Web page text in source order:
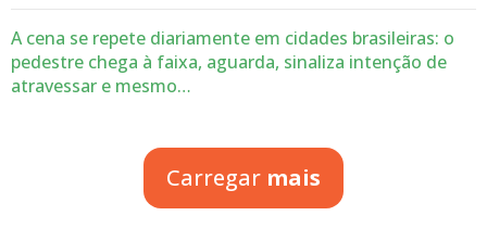
A cena se repete diariamente em cidades brasileiras: o
pedestre chega à faixa, aguarda, sinaliza intenção de
atravessar e mesmo…
Carregar mais